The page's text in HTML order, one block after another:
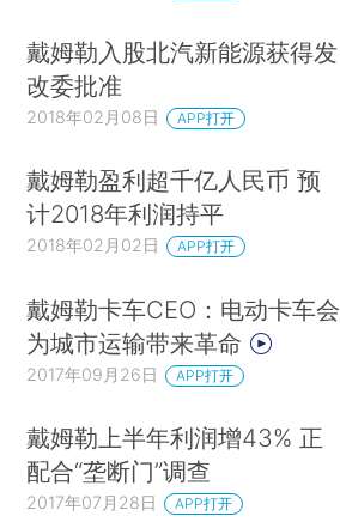
戴姆勒入股北汽新能源获得发
改委批准
2018年02月08日 APP打开
戴姆勒盈利超千亿人民币 预
计2018年利润持平
2018年02月02日 APP打开
戴姆勒卡车CEO：电动卡车会
为城市运输带来革命
2017年09月26日 APP打开
戴姆勒上半年利润增43% 正
配合“垄断门”调查
2017年07月28日 APP打开